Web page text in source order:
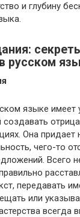
и глубину
русском
языке имеет
Она
чего-то
Всего
передавать
или
всегда